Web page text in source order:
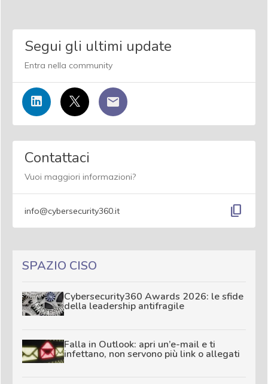
Segui gli ultimi update
Entra nella community
Contattaci
Vuoi maggiori informazioni?
info@cybersecurity360.it content_copy
SPAZIO CISO
Cybersecurity360 Awards 2026: le sfide
della leadership antifragile
Falla in Outlook: apri un’e-mail e ti
infettano, non servono più link o allegati